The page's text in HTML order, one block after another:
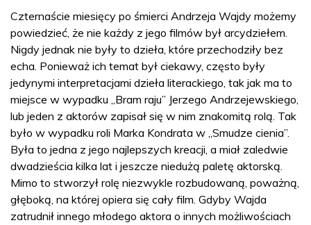
Czternaście miesięcy po śmierci Andrzeja Wajdy możemy
powiedzieć, że nie każdy z jego filmów był arcydziełem.
Nigdy jednak nie były to dzieła, które przechodziły bez
echa. Ponieważ ich temat był ciekawy, często były
jedynymi interpretacjami dzieła literackiego, tak jak ma to
miejsce w wypadku „Bram raju” Jerzego Andrzejewskiego,
lub jeden z aktorów zapisał się w nim znakomitą rolą. Tak
było w wypadku roli Marka Kondrata w „Smudze cienia”.
Była to jedna z jego najlepszych kreacji, a miał zaledwie
dwadzieścia kilka lat i jeszcze niedużą paletę aktorską.
Mimo to stworzył rolę niezwykle rozbudowaną, poważną,
głęboką, na której opiera się cały film. Gdyby Wajda
zatrudnił innego młodego aktora o innych możliwościach